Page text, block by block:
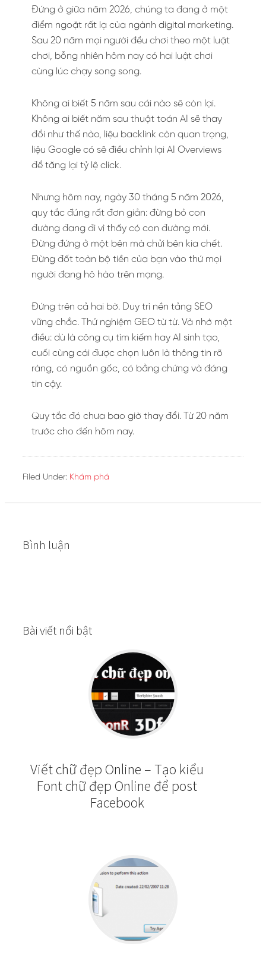
Đứng ở giữa năm 2026, chúng ta đang ở một
điểm ngoặt rất lạ của ngành digital marketing.
Sau 20 năm mọi người đều chơi theo một luật
chơi, bỗng nhiên hôm nay có hai luật chơi
cùng lúc chạy song song.
Không ai biết 5 năm sau cái nào sẽ còn lại.
Không ai biết năm sau thuật toán AI sẽ thay
đổi như thế nào, liệu backlink còn quan trọng,
liệu Google có sẽ điều chỉnh lại AI Overviews
để tăng lại tỷ lệ click.
Nhưng hôm nay, ngày 30 tháng 5 năm 2026,
quy tắc đúng rất đơn giản: đừng bỏ con
đường đang đi vì thấy có con đường mới.
Đừng đứng ở một bên mà chửi bên kia chết.
Đừng đốt toàn bộ tiền của bạn vào thứ mọi
người đang hô hào trên mạng.
Đứng trên cả hai bờ. Duy trì nền tảng SEO
vững chắc. Thử nghiệm GEO từ từ. Và nhớ một
điều: dù là công cụ tìm kiếm hay AI sinh tạo,
cuối cùng cái được chọn luôn là thông tin rõ
ràng, có nguồn gốc, có bằng chứng và đáng
tin cậy.
Quy tắc đó chưa bao giờ thay đổi. Từ 20 năm
trước cho đến hôm nay.
Filed Under: Khám phá
Bình luận
Bài viết nổi bật
Viết chữ đẹp Online – Tạo kiểu
Font chữ đẹp Online để post
Facebook